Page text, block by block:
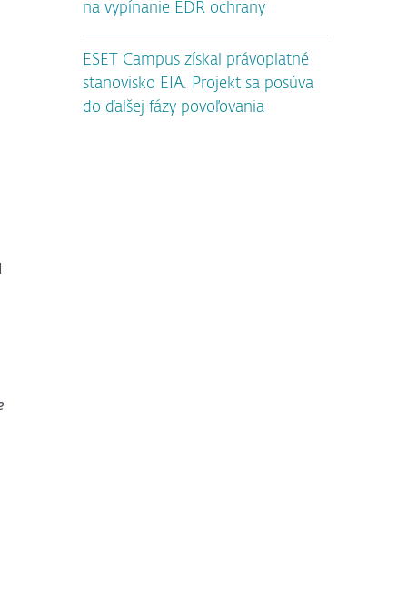
na vypínanie EDR ochrany
ESET Campus získal právoplatné
stanovisko EIA. Projekt sa posúva
do ďalšej fázy povoľovania